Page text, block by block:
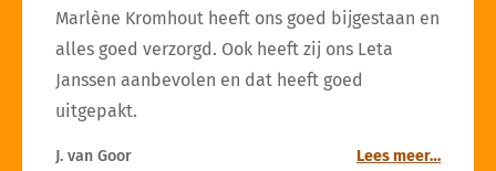
Marlène Kromhout heeft ons goed bijgestaan en
alles goed verzorgd. Ook heeft zij ons Leta
Janssen aanbevolen en dat heeft goed
uitgepakt.
J. van Goor Lees meer…